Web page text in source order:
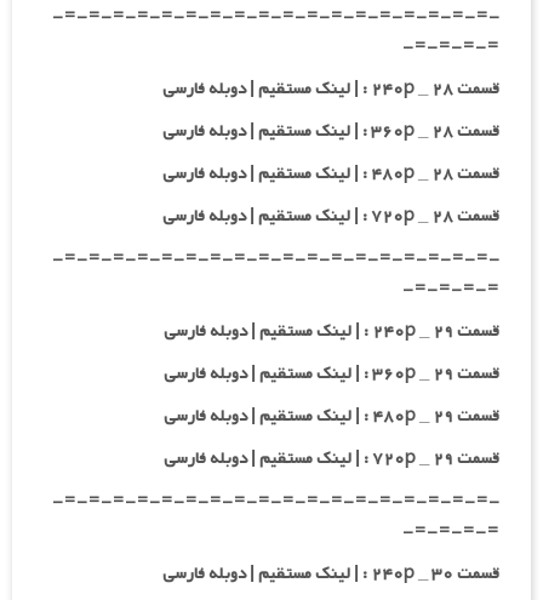
-=-=-=-=-=-=-=-=-=-=-=-=-=-=-=-=-=-=-
=-=-=-=-
قسمت ۲۸ _ ۲۴۰p : | لینک مستقیم | دوبله فارسی
قسمت ۲۸ _ ۳۶۰p : | لینک مستقیم | دوبله فارسی
قسمت ۲۸ _ ۴۸۰p : | لینک مستقیم | دوبله فارسی
قسمت ۲۸ _ ۷۲۰p : | لینک مستقیم | دوبله فارسی
-=-=-=-=-=-=-=-=-=-=-=-=-=-=-=-=-=-=-
=-=-=-=-
قسمت ۲۹ _ ۲۴۰p : | لینک مستقیم | دوبله فارسی
قسمت ۲۹ _ ۳۶۰p : | لینک مستقیم | دوبله فارسی
قسمت ۲۹ _ ۴۸۰p : | لینک مستقیم | دوبله فارسی
قسمت ۲۹ _ ۷۲۰p : | لینک مستقیم | دوبله فارسی
-=-=-=-=-=-=-=-=-=-=-=-=-=-=-=-=-=-=-
=-=-=-=-
قسمت ۳۰ _ ۲۴۰p : | لینک مستقیم | دوبله فارسی